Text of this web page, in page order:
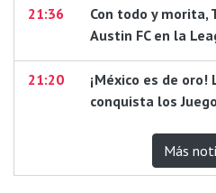
21:36
Con todo y morita,
Austin FC en la
21:20
¡México es de oro!
conquista los
Más